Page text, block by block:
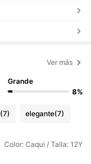
Ver más
Grande
8%
(7) elegante(7)
Color: Caqui / Talla: 12Y